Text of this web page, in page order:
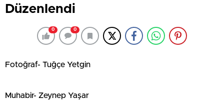
Düzenlendi
0 0
Fotoğraf- Tuğçe Yetgin
Muhabir- Zeynep Yaşar